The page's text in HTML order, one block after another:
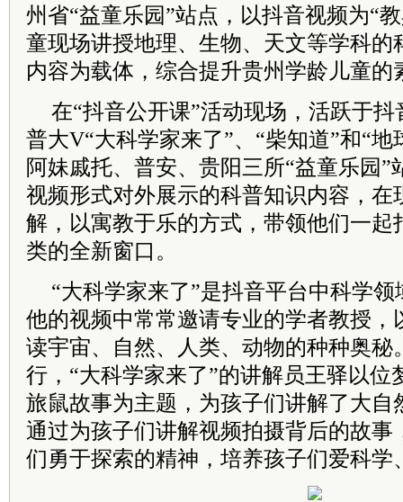
州省“益童乐园”站点，以抖音视频为“
童现场讲授地理、生物、天文等学科的
内容为载体，综合提升贵州学龄儿童的
在“抖音公开课”活动现场，活跃于
普大V“大科学家来了”、“柴知道”和“
阿妹戚托、普安、贵阳三所“益童乐园”
视频形式对外展示的科普知识内容，在
解，以寓教于乐的方式，带领他们一起
类的全新窗口。
“大科学家来了”是抖音平台中科学
他的视频中常常邀请专业的学者教授，
读宇宙、自然、人类、动物的种种奥秘
行，“大科学家来了”的讲解员王驿以位
旅鼠故事为主题，为孩子们讲解了大自
通过为孩子们讲解视频拍摄背后的故事
们勇于探索的精神，培养孩子们爱科学